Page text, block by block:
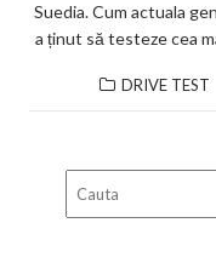
Suedia. Cum actuala
a ținut să testeze cea
DRIVE TEST